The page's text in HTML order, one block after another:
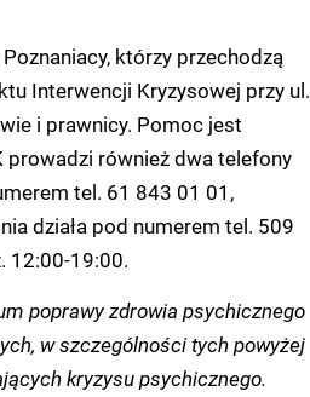
którzy przechodzą
Interwencji Kryzysowej przy ul.
i prawnicy. Pomoc jest
prowadzi również dwa telefony
tel. 61 843 01 01,
działa pod numerem tel. 509
12:00-19:00.
poprawy zdrowia psychicznego
w szczególności tych powyżej
kryzysu psychicznego.